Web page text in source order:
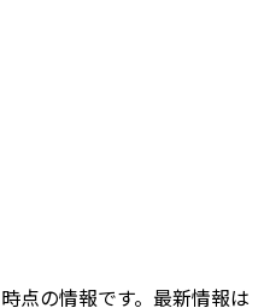
時点の情報です。最新情報は